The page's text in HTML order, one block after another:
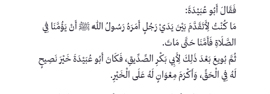
فَقَالَ أَبُو عُبَيْدَةَ:
مَا كُنْتُ لِأَتَقَدَّمَ بَيْنَ يَدَيْ رَجُلٍ أَمَرَهُ رَسُولُ اللَّهِ ﷺ أَنْ يَؤُمَّنَا فِي
الصَّلَاةِ فَأَمَّنَا حَتَّى مَاتَ.
ثُمَّ بُويعَ بَعْدَ ذَلِكَ لِأَبِي بَكْرِ الصِّدِّيقِ، فَكَانَ أَبُو عُبَيْدَةَ خَيْرَ نَصِيحٍ
لَهُ فِي الْحَقِّ، وَأَكْرَمَ مِعْوَانٍ لَهُ عَلَى الْخَيْرِ.